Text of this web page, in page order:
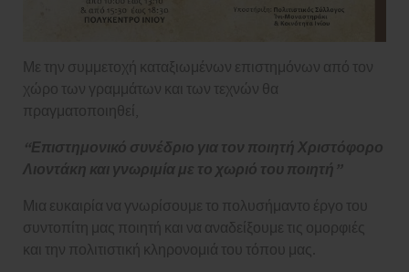
Με την συμμετοχή καταξιωμένων επιστημόνων από τον
χώρο των γραμμάτων και των τεχνών θα
πραγματοποιηθεί,
“Επιστημονικό συνέδριο για τον ποιητή Χριστόφορο
Λιοντάκη και γνωριμία με το χωριό του ποιητή”
Μια ευκαιρία να γνωρίσουμε το πολυσήμαντο έργο του
συντοπίτη μας ποιητή και να αναδείξουμε τις ομορφιές
και την πολιτιστική κληρονομιά του τόπου μας.